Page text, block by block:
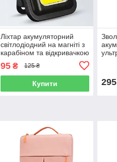
Ліхтар акумуляторний
світлодіодний на магніті з
карабіном та відкривачкою
компактний
95₴ 125 ₴
Купити 295